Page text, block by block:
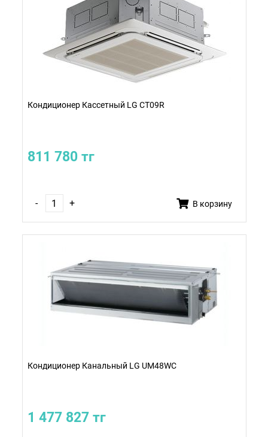
Кондиционер Кассетный LG CT09R
811 780 тг
- + В корзину
Кондиционер Канальный LG UM48WC
1 477 827 тг